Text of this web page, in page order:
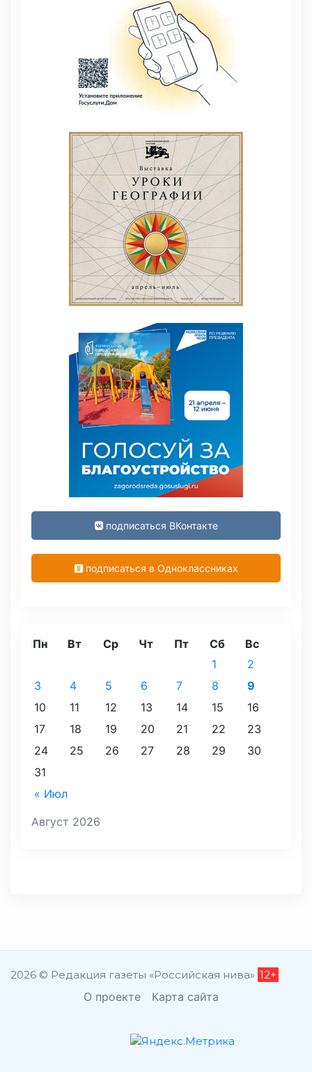
подписаться ВКонтакте
подписаться в Одноклассниках
Август 2026
Пн Вт Ср Чт Пт Сб Вс
« Июл
1
2
3
4 5 6 7 8
9
10
11 12 13 14 15
16
17
18 19 20 21 22
23
24
25 26 27 28 29
30
31
2026 © Редакция газеты «Российская нива» 12+
О проекте Карта сайта